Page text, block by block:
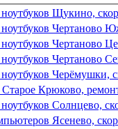
Щукино,
Чертаново
Чертаново
Чертаново
Черёмушки,
Крюково,
Солнцево,
Ясенево,